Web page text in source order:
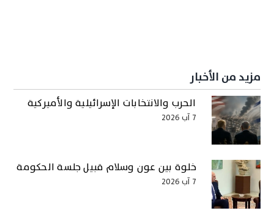
مزيد من الأخبار
الحرب والانتخابات الإسرائيلية والأميركية
7 آب 2026
خلوة بين عون وسلام قبيل جلسة الحكومة
7 آب 2026